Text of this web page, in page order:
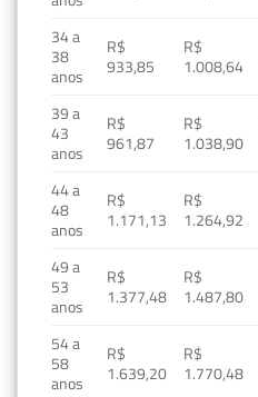
34 a
38
anos
R$
933,85
R$
1.008,64
39 a
43
anos
R$
961,87
R$
1.038,90
44 a
48
anos
R$
1.171,13
R$
1.264,92
49 a
53
anos
R$
1.377,48
R$
1.487,80
54 a
58
anos
R$
1.639,20
R$
1.770,48